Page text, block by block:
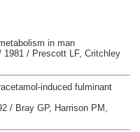
in man
1981 / Prescott LF, Critchley
induced fulminant
/ Bray GP, Harrison PM,